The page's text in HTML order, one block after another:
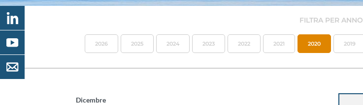
FILTRA PER ANNO
2026 2025 2024 2023 2022 2021 2020 2019
Dicembre